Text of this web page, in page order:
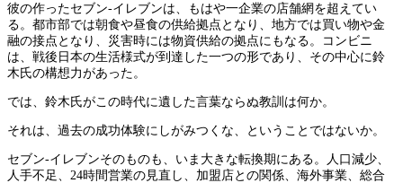
彼の作ったセブン-イレブンは、もはや一企業の店舗網を超えてい
る。都市部では朝食や昼食の供給拠点となり、地方では買い物や金
融の接点となり、災害時には物資供給の拠点にもなる。コンビニ
は、戦後日本の生活様式が到達した一つの形であり、その中心に鈴
木氏の構想力があった。
では、鈴木氏がこの時代に遺した言葉ならぬ教訓は何か。
それは、過去の成功体験にしがみつくな、ということではないか。
セブン-イレブンそのものも、いま大きな転換期にある。人口減少、
人手不足、24時間営業の見直し、加盟店との関係、海外事業、総合